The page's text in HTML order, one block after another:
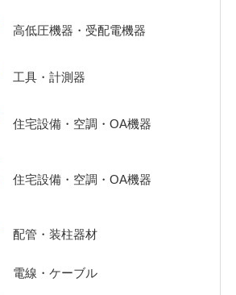
高低圧機器・受配電機器
工具・計測器
住宅設備・空調・OA機器
住宅設備・空調・OA機器
配管・装柱器材
電線・ケーブル